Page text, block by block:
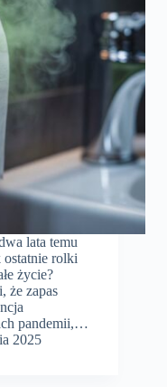
lata temu
rolki
życie?
że zapas
pandemii,…
2025